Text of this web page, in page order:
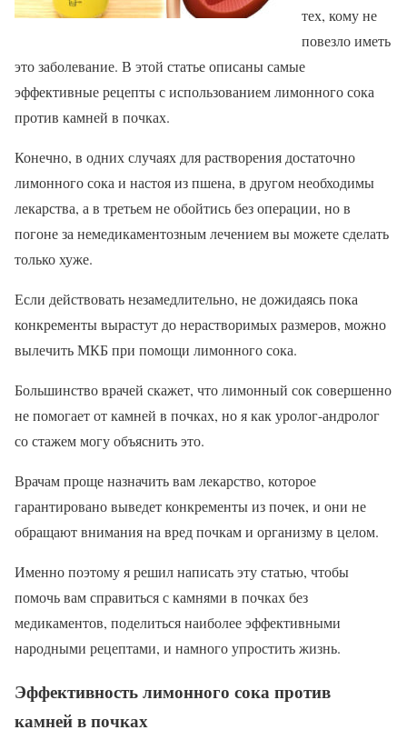
тех, кому не
повезло иметь
это заболевание. В этой статье описаны самые
эффективные рецепты с использованием лимонного сока
против камней в почках.
Конечно, в одних случаях для растворения достаточно
лимонного сока и настоя из пшена, в другом необходимы
лекарства, а в третьем не обойтись без операции, но в
погоне за немедикаментозным лечением вы можете сделать
только хуже.
Если действовать незамедлительно, не дожидаясь пока
конкременты вырастут до нерастворимых размеров, можно
вылечить МКБ при помощи лимонного сока.
Большинство врачей скажет, что лимонный сок совершенно
не помогает от камней в почках, но я как уролог-андролог
со стажем могу объяснить это.
Врачам проще назначить вам лекарство, которое
гарантировано выведет конкременты из почек, и они не
обращают внимания на вред почкам и организму в целом.
Именно поэтому я решил написать эту статью, чтобы
помочь вам справиться с камнями в почках без
медикаментов, поделиться наиболее эффективными
народными рецептами, и намного упростить жизнь.
Эффективность лимонного сока против
камней в почках